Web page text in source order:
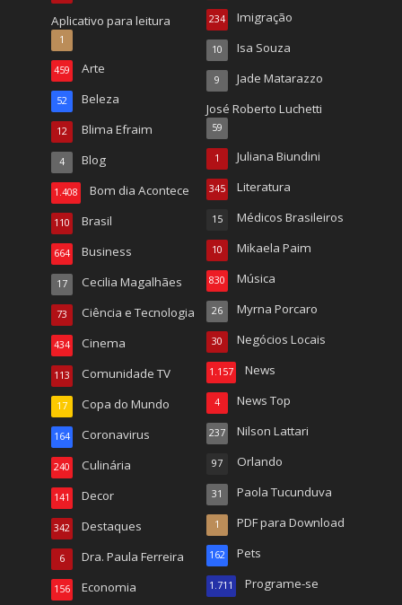
Aplicativo para leitura
1
Arte
459
Beleza
52
Blima Efraim
12
Blog
4
Bom dia Acontece
1.408
Brasil
110
Business
664
Cecilia Magalhães
17
Ciência e Tecnologia
73
Cinema
434
Comunidade TV
113
Copa do Mundo
17
Coronavirus
164
Culinária
240
Decor
141
Destaques
342
Dra. Paula Ferreira
6
Economia
156
Imigração
234
Isa Souza
10
Jade Matarazzo
9
José Roberto Luchetti
59
Juliana Biundini
1
Literatura
345
Médicos Brasileiros
15
Mikaela Paim
10
Música
830
Myrna Porcaro
26
Negócios Locais
30
News
1.157
News Top
4
Nilson Lattari
237
Orlando
97
Paola Tucunduva
31
PDF para Download
1
Pets
162
Programe-se
1.711